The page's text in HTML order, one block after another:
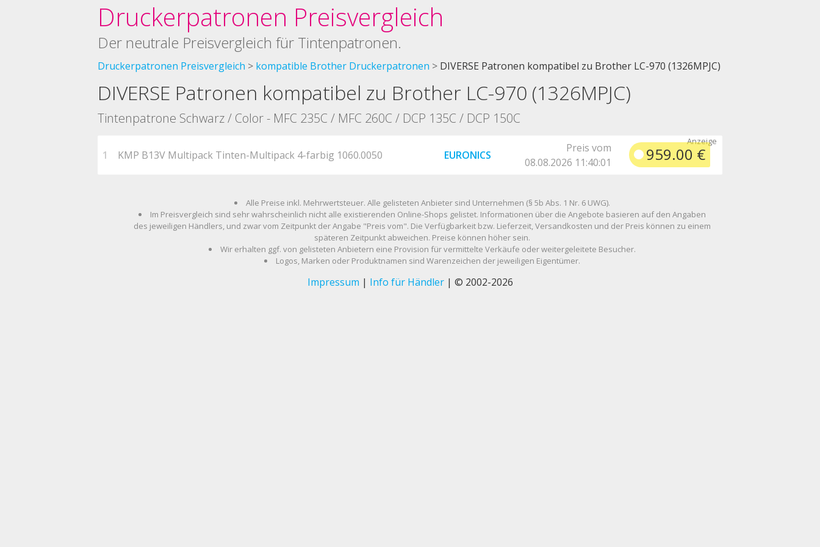
Druckerpatronen Preisvergleich
Der neutrale Preisvergleich für Tintenpatronen.
Druckerpatronen Preisvergleich kompatible Brother Druckerpatronen DIVERSE Patronen kompatibel zu Brother LC-970 (1326MPJC)
DIVERSE Patronen kompatibel zu Brother LC-970 (1326MPJC)
Tintenpatrone Schwarz / Color - MFC 235C / MFC 260C / DCP 135C / DCP 150C
1 KMP B13V Multipack Tinten-Multipack 4-farbig 1060.0050 EURONICS
Preis vom
08.08.2026 11:40:01
959.00 €
Alle Preise inkl. Mehrwertsteuer. Alle gelisteten Anbieter sind Unternehmen (§ 5b Abs. 1 Nr. 6 UWG).
Im Preisvergleich sind sehr wahrscheinlich nicht alle existierenden Online-Shops gelistet. Informationen über die Angebote basieren auf den Angaben
des jeweiligen Händlers, und zwar vom Zeitpunkt der Angabe "Preis vom". Die Verfügbarkeit bzw. Lieferzeit, Versandkosten und der Preis können zu einem
späteren Zeitpunkt abweichen. Preise können höher sein.
Wir erhalten ggf. von gelisteten Anbietern eine Provision für vermittelte Verkäufe oder weitergeleitete Besucher.
Logos, Marken oder Produktnamen sind Warenzeichen der jeweiligen Eigentümer.
Impressum | Info für Händler| © 2002-2026